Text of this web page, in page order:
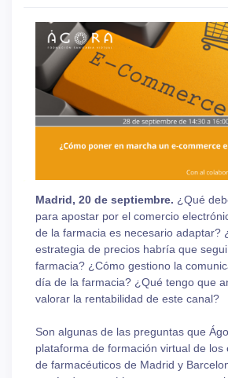
Madrid, 20 de septiembre. ¿Qué
para apostar por el comercio
de la farmacia es necesario adaptar?
estrategia de precios habría que
farmacia? ¿Cómo gestiono la
día de la farmacia? ¿Qué tengo que
valorar la rentabilidad de este canal?
Son algunas de las preguntas que
plataforma de formación virtual de los
de farmacéuticos de Madrid y